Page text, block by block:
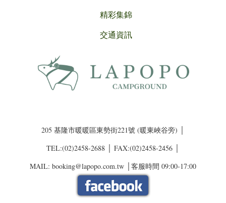
精彩集錦
交通資訊
205 基隆市暖暖區東勢街221號 (暖東峽谷旁) │
TEL:(02)2458-2688 │ FAX:(02)2458-2456 │
MAIL: booking@lapopo.com.tw │客服時間 09:00-17:00